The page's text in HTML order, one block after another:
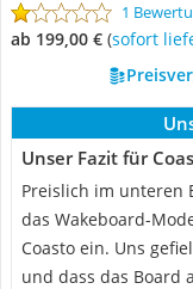
1
ab 199,00 € ( Sofort
Unser Fazit für
Preislich im unteren
das Wakeboard-
Coasto ein. Uns
und dass das Board